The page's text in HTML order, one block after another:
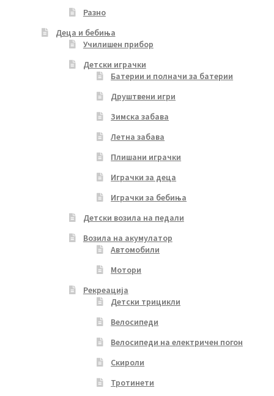
Разно
Деца и бебиња
Училишен прибор
Детски играчки
Батерии и полначи за батерии
Друштвени игри
Зимска забава
Летна забава
Плишани играчки
Играчки за деца
Играчки за бебиња
Детски возила на педали
Возила на акумулатор
Автомобили
Мотори
Рекреација
Детски трицикли
Велосипеди
Велосипеди на електричен погон
Скироли
Тротинети